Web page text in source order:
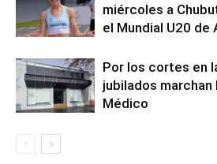
miércoles a
el Mundial U20 de
Por los cortes en
jubilados marchan
Médico